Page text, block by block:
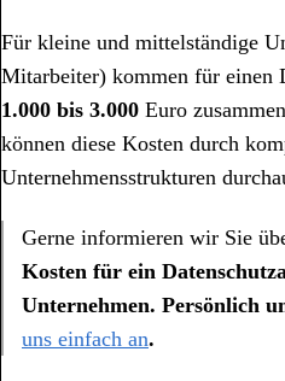
Für kleine und mittelständige
Mitarbeiter) kommen für einen
1.000 bis 3.000 Euro
können diese Kosten durch
Unternehmensstrukturen
Gerne informieren wir Sie
Kosten für ein
Unternehmen. Persönlich
uns einfach an.